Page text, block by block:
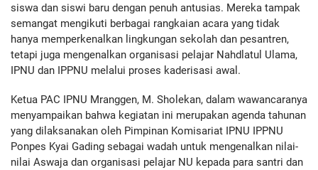
siswa dan siswi baru dengan penuh antusias. Mereka tampak
semangat mengikuti berbagai rangkaian acara yang tidak
hanya memperkenalkan lingkungan sekolah dan pesantren,
tetapi juga mengenalkan organisasi pelajar Nahdlatul Ulama,
IPNU dan IPPNU melalui proses kaderisasi awal.
Ketua PAC IPNU Mranggen, M. Sholekan, dalam wawancaranya
menyampaikan bahwa kegiatan ini merupakan agenda tahunan
yang dilaksanakan oleh Pimpinan Komisariat IPNU IPPNU
Ponpes Kyai Gading sebagai wadah untuk mengenalkan nilai-
nilai Aswaja dan organisasi pelajar NU kepada para santri dan